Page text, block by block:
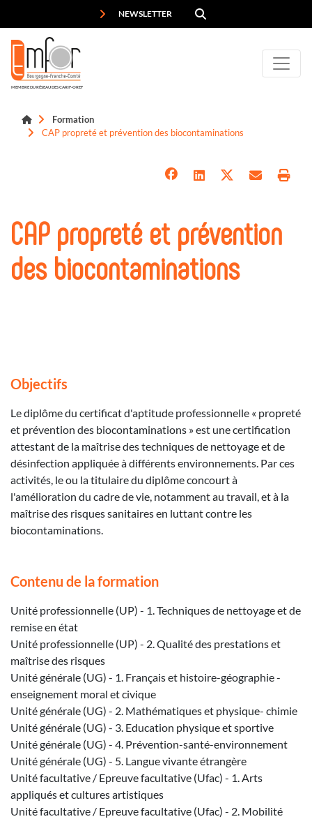
NEWSLETTER
MEMBRE DU RÉSEAU DES CARIF-OREF
Formation
CAP propreté et prévention des biocontaminations
CAP propreté et prévention
des biocontaminations
Objectifs
Le diplôme du certificat d'aptitude professionnelle « propreté
et prévention des biocontaminations » est une certification
attestant de la maîtrise des techniques de nettoyage et de
désinfection appliquée à différents environnements. Par ces
activités, le ou la titulaire du diplôme concourt à
l'amélioration du cadre de vie, notamment au travail, et à la
maîtrise des risques sanitaires en luttant contre les
biocontaminations.
Contenu de la formation
Unité professionnelle (UP) - 1. Techniques de nettoyage et de
remise en état
Unité professionnelle (UP) - 2. Qualité des prestations et
maîtrise des risques
Unité générale (UG) - 1. Français et histoire-géographie -
enseignement moral et civique
Unité générale (UG) - 2. Mathématiques et physique- chimie
Unité générale (UG) - 3. Education physique et sportive
Unité générale (UG) - 4. Prévention-santé-environnement
Unité générale (UG) - 5. Langue vivante étrangère
Unité facultative / Epreuve facultative (Ufac) - 1. Arts
appliqués et cultures artistiques
Unité facultative / Epreuve facultative (Ufac) - 2. Mobilité
Panneau de gestion des cookies